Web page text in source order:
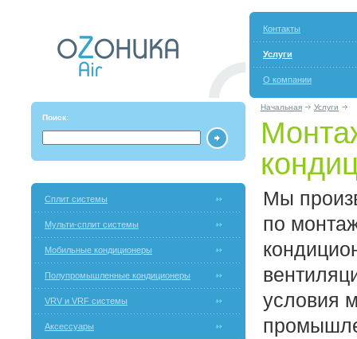
Контакты
Услуги
О компании
Поиск:
Начальная Услуги
Сплит системы
Мульти-сплит системы
Мобильные кондиционеры
Полупромышленные кондиционеры
VRV и VRF системы
Аксессуары
Мы
по
условия